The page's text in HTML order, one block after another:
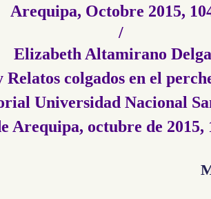
Arequipa, Octobre 2015,
/
Elizabeth Altamirano
Relatos colgados en el
Universidad Nacional
Arequipa, octubre de 2015,